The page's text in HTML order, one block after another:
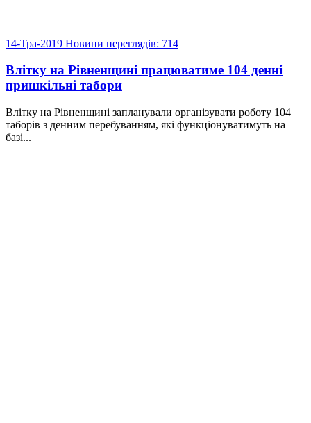
14-Тра-2019 Новини переглядів: 714
Влітку на Рівненщині працюватиме 104 денні
пришкільні табори
Влітку на Рівненщині запланували організувати роботу 104
таборів з денним перебуванням, які функціонуватимуть на
базі...